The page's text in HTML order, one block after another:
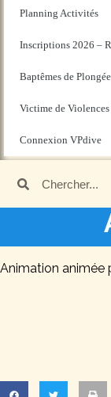
Planning Activités
Inscriptions 2026 –
Baptêmes de Plongée
Victime de Violences
Connexion VPdive
Animation animée